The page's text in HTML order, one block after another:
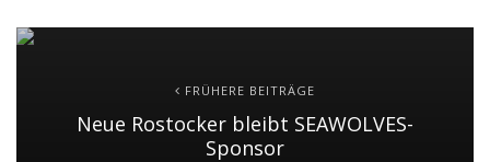
FRÜHERE BEITRÄGE
Neue Rostocker bleibt SEAWOLVES-
Sponsor